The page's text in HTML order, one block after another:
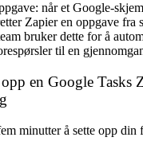
: når et Google-
Zapier en oppgave fra
bruker dette for å
til en
en Google Tasks
minutter å sette opp din